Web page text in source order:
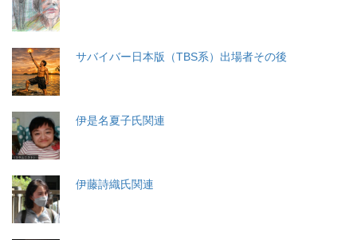
サバイバー日本版（TBS系）出場者その後
伊是名夏子氏関連
伊藤詩織氏関連